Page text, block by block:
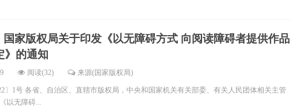
国家版权局关于印发《以无障碍方式 向阅读障碍者提供作品
》的通知
阅读(32) 来源(国家版权局)
〕1号 各省、自治区、直辖市版权局，中央和国家机关有关部委、有关人民团体相关主管
以无障碍...